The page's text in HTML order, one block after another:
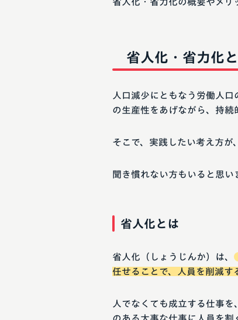
省人化・省力化
人口減少にともなう労働人
の生産性をあげながら、持続
そこで、実践したい考え方が
聞き慣れない方もいると思い
省人化とは
省人化（しょうじんか）は、
任せることで、人員を削減す
人でなくても成立する仕事